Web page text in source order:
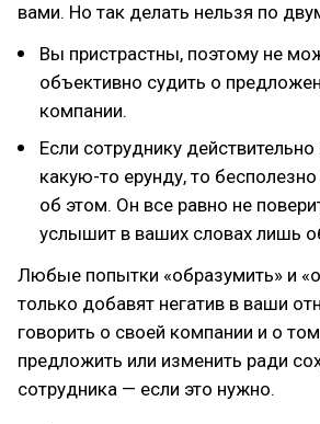
вами. Но так делать нельзя по
Вы пристрастны, поэтому не
объективно судить о
компании.
Если сотруднику
какую-то ерунду, то
об этом. Он все равно не
услышит в ваших словах лишь
Любые попытки «образумить» и
только добавят негатив в ваши
говорить о своей компании и о
предложить или изменить ради
сотрудника — если это нужно.